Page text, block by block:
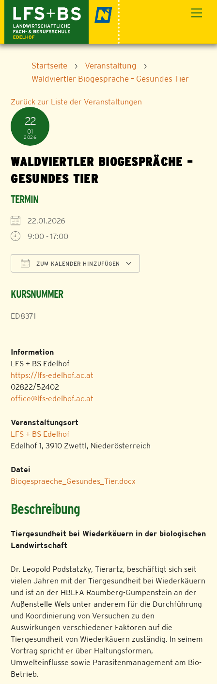
content
Startseite › Veranstaltung
›
Waldviertler Biogespräche – Gesundes Tier
Zurück zur Liste der Veranstaltungen
22
01
2026
WALDVIERTLER BIOGESPRÄCHE –
GESUNDES TIER
TERMIN
22.01.2026
9:00 - 17:00
ZUM KALENDER HINZUFÜGEN
KURSNUMMER
ED8371
Information
LFS + BS Edelhof
https://lfs-edelhof.ac.at
02822/52402
office@lfs-edelhof.ac.at
Veranstaltungsort
LFS + BS Edelhof
Edelhof 1, 3910 Zwettl, Niederösterreich
Datei
Biogespraeche_Gesundes_Tier.docx
Beschreibung
Tiergesundheit bei Wiederkäuern in der biologischen
Landwirtschaft
Dr. Leopold Podstatzky, Tierartz, beschäftigt sich seit
vielen Jahren mit der Tiergesundheit bei Wiederkäuern
und ist an der HBLFA Raumberg-Gumpenstein an der
Außenstelle Wels unter anderem für die Durchführung
und Koordinierung von Versuchen zu den
Auswirkungen verschiedener Faktoren auf die
Tiergesundheit von Wiederkäuern zuständig. In seinem
Vortrag spricht er über Haltungsformen,
Umwelteinflüsse sowie Parasitenmanagement am Bio-
Betrieb.